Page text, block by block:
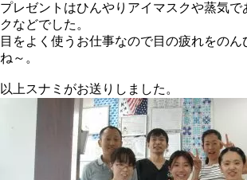
プレゼントはひんやりアイマスクや蒸気で
クなどでした。
目をよく使うお仕事なので目の疲れをの
ね～。
以上スナミがお送りしました。